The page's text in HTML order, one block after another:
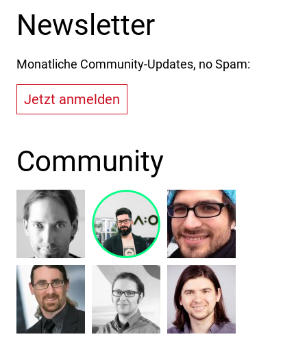
Newsletter
Monatliche Community-Updates, no Spam:
Jetzt anmelden
Community